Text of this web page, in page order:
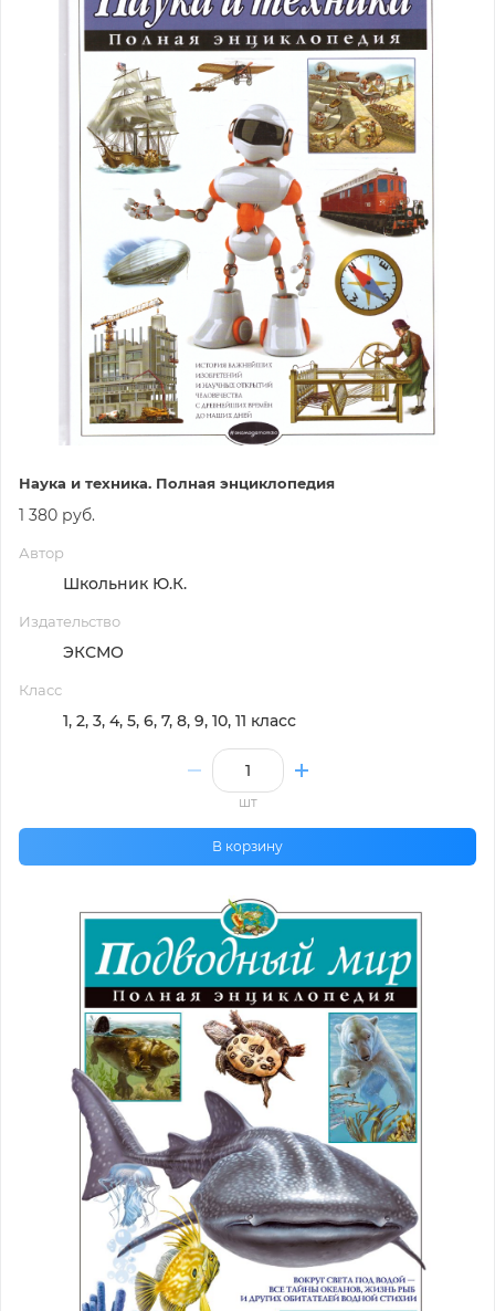
Наука и техника. Полная энциклопедия
1 380 руб.
Автор
Школьник Ю.К.
Издательство
ЭКСМО
Класс
1, 2, 3, 4, 5, 6, 7, 8, 9, 10, 11 класс
шт
В корзину